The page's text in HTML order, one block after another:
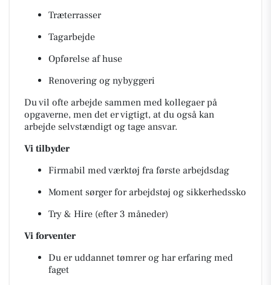
Træterrasser
Tagarbejde
Opførelse af huse
Renovering og nybyggeri
Du vil ofte arbejde sammen med kollegaer på
opgaverne, men det er vigtigt, at du også kan
arbejde selvstændigt og tage ansvar.
Vi tilbyder
Firmabil med værktøj fra første arbejdsdag
Moment sørger for arbejdstøj og sikkerhedssko
Try & Hire (efter 3 måneder)
Vi forventer
Du er uddannet tømrer og har erfaring med
faget